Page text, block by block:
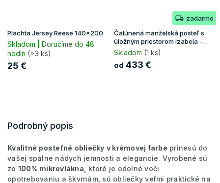
Plachta Jersey Reese 140x200
Skladom | Doručíme do 48
hodín (>3 ks)
25 €
zadarmo
Čalúnená manželská posteľ s
úložným priestorom Izabela -
grafit
Skladom (1 ks)
od 433 €
Podrobný popis
Kvalitné posteľné obliečky v krémovej farbe prinesú do
vašej spálne nádych jemnosti a elegancie. Vyrobené sú
zo 100% mikrovlákna,
ktoré je odolné voči
opotrebovaniu a škvrnám, sú obliečky veľmi praktické na